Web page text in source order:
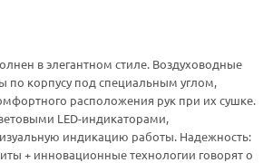
в элегантном стиле. Воздуховодные
по корпусу под специальным углом,
расположения рук при их сушке.
LED-индикаторами,
индикацию работы. Надежность:
+ инновационные технологии говорят о